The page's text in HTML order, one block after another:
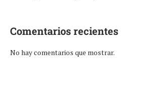
Comentarios recientes
No hay comentarios que mostrar.